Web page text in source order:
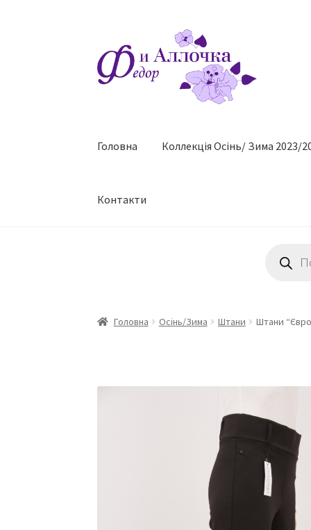
до
навігації
до
контенту
Головна Коллекцiя Осінь/ Зима 2023/
Контакти
товарів
Головна Осінь/Зима Штани Штани